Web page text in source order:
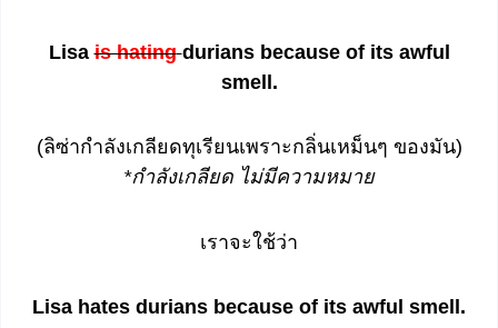
Lisais hating durians because of its awful
smell.
(ลิซ่ากำลังเกลียดทุเรียนเพราะกลิ่นเหม็นๆ ของมัน)
*กำลังเกลียด ไม่มีความหมาย
เราจะใช้ว่า
Lisa hates durians because of its awful smell.